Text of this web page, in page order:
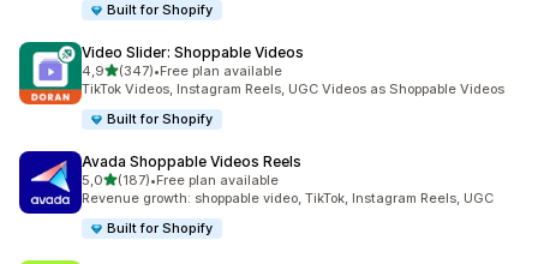
Built for Shopify
Video Slider: Shoppable Videos
4,9z 5 hvězd
(347)
Celkový počet recenzí: 347
•Free plan available
TikTok Videos, Instagram Reels, UGC Videos as Shoppable Videos
Built for Shopify
Avada Shoppable Videos Reels
5,0z 5 hvězd
(187)
Celkový počet recenzí: 187
•Free plan available
Revenue growth: shoppable video, TikTok, Instagram Reels, UGC
Built for Shopify